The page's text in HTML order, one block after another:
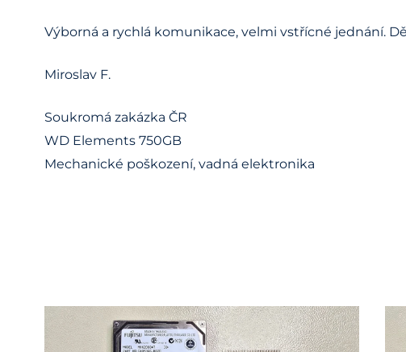
Výborná a rychlá komunikace, velmi vstřícné jednání.
Miroslav F.
Soukromá zakázka ČR
WD Elements 750GB
Mechanické poškození, vadná elektronika